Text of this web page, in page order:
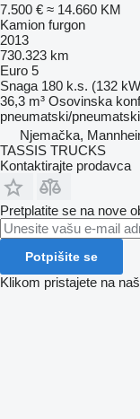
7.500 € ≈ 14.660 KM
Kamion furgon
2013
730.323 km
Euro 5
Snaga 180 k.s. (132
36,3 m³ Osovinska
pneumatski/pneumatski
Njemačka,
TASSIS TRUCKS
Kontaktirajte prodavca
Pretplatite se na nove
Potpišite se
Klikom pristajete na